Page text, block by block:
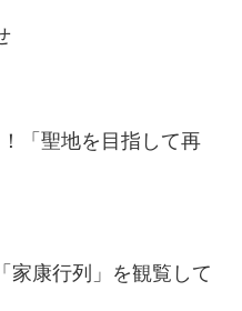
「聖地を目指して再
家康行列」を観覧して